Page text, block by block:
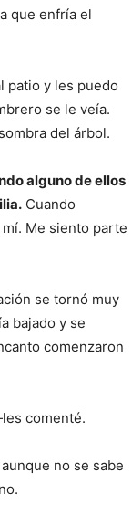
que enfría el
patio y les puedo
se le veía.
del árbol.
alguno de ellos
Cuando
Me siento parte
se tornó muy
bajado y se
comenzaron
comenté.
no se sabe